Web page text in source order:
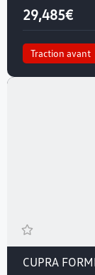
29,485€
Traction avant